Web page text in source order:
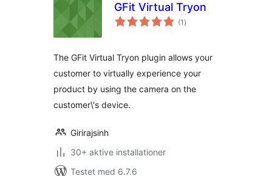
GFit Virtual Tryon
(1 totale
bedømmelser
)
The GFit Virtual Tryon plugin allows your
customer to virtually experience your
product by using the camera on the
customer\'s device.
Girirajsinh
30+ aktive installationer
Testet med 6.7.6